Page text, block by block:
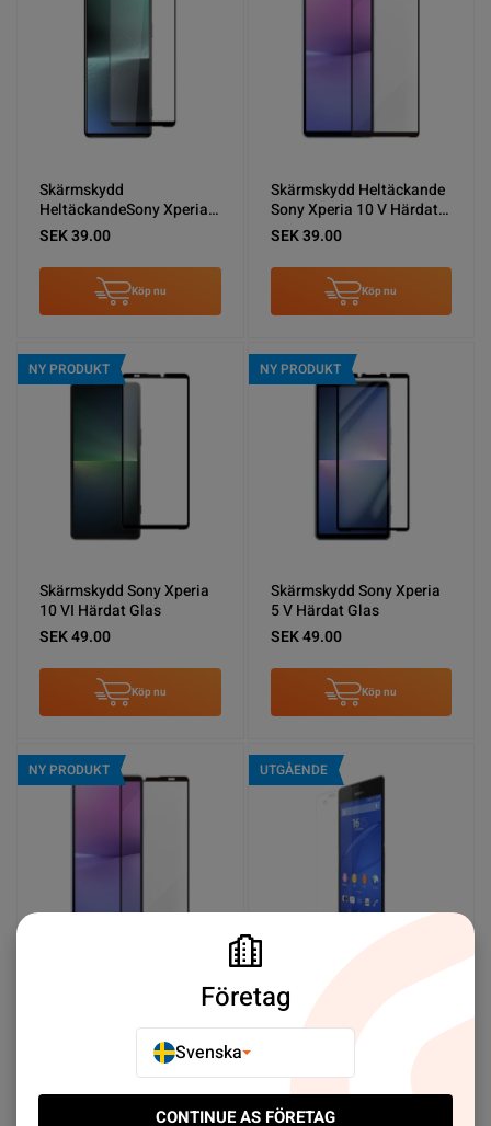
Skärmskydd
HeltäckandeSony Xperia 1
V Härdat Glas (miljö)
SEK 39.00
Köp nu
Skärmskydd Heltäckande
Sony Xperia 10 V Härdat
Glas (miljö)
SEK 39.00
Köp nu
NY PRODUKT
Skärmskydd Sony Xperia
10 VI Härdat Glas
SEK 49.00
Köp nu
NY PRODUKT
Skärmskydd Sony Xperia
5 V Härdat Glas
SEK 49.00
Köp nu
NY PRODUKT
Skärmskydd Sony Xperia
Köp nu
UTGÅENDE
Skärmskydd Xperia Z3
Plus - Härdat Japan Glas
Köp nu
Företag
Svenska
CONTINUE AS FÖRETAG